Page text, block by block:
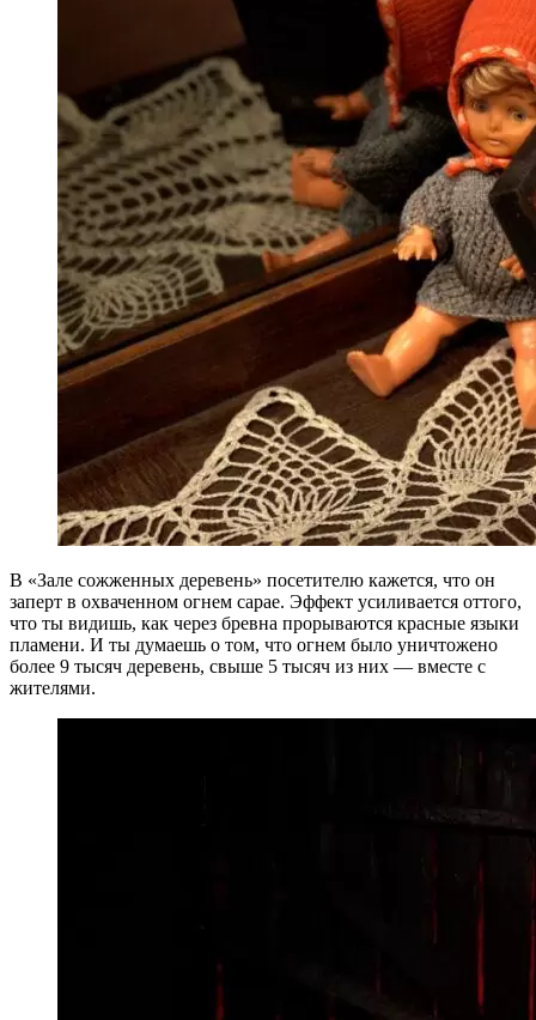
В «Зале сожженных деревень» посетителю кажется, что он
заперт в охваченном огнем сарае. Эффект усиливается оттого,
что ты видишь, как через бревна прорываются красные языки
пламени. И ты думаешь о том, что огнем было уничтожено
более 9 тысяч деревень, свыше 5 тысяч из них — вместе с
жителями.